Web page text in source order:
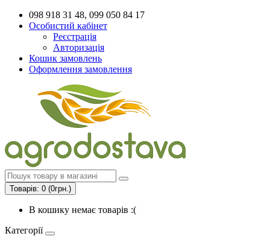
098 918 31 48, 099 050 84 17
Особистий кабінет
Реєстрація
Авторизація
Кошик замовлень
Оформлення замовлення
Товарів: 0 (0грн.)
В кошику немає товарів :(
Категорії